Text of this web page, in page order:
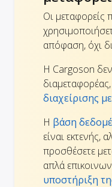
Οι μεταφορείς
απόφαση, όχι
Η Cargoson
διαχείρισης
Η βάση
είναι εκτενής,
προσθέσετε
απλά
υποστήριξη